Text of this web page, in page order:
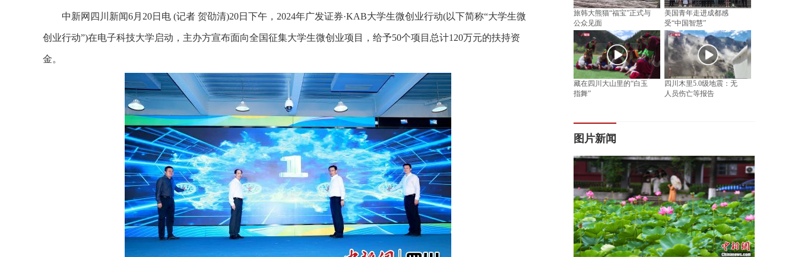
中新网四川新闻6月20日电 (记者 贺劭清)20日下午，2024年广发证券·KAB大学生微创业行动(以下简称“大学生微
创业行动”)在电子科技大学启动，主办方宣布面向全国征集大学生微创业项目，给予50个项目总计120万元的扶持资
金。
旅韩大熊猫“福宝”正式与
公众见面
美国青年走进成都感
受“中国智慧”
藏在四川大山里的“白玉
指舞”
四川木里5.0级地震：无
人员伤亡等报告
图片新闻